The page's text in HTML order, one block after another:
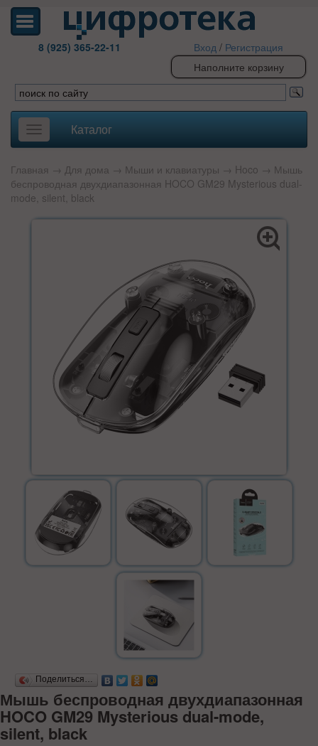
8 (925) 365-22-11 Вход / Регистрация
Наполните корзину
Toggle
navigation
Каталог
Главная → Для дома → Мыши и клавиатуры → Hoco → Мышь
беспроводная двухдиапазонная HOCO GM29 Mysterious dual-
mode, silent, black
Поделиться…
Мышь беспроводная двухдиапазонная
HOCO GM29 Mysterious dual-mode,
silent, black